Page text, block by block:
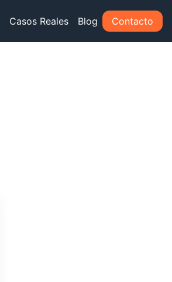
Casos Reales Blog Contacto